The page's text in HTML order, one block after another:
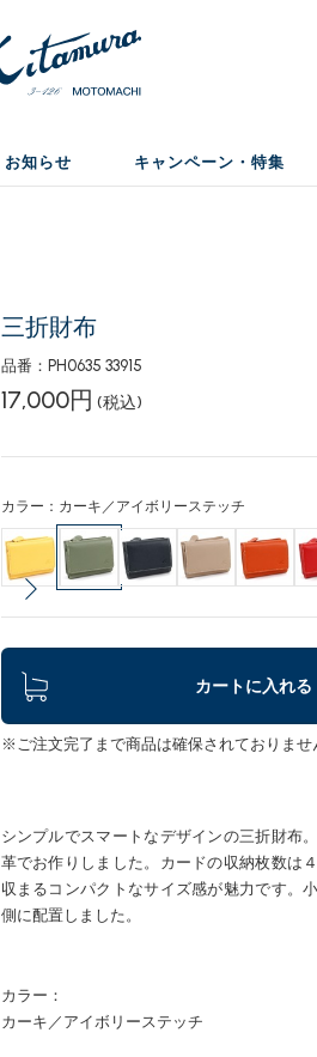
お知らせ キャンペーン・特集
三折財布
品番：PH0635 33915
17,000円 (税込)
カラー：カーキ／アイボリーステッチ
カートに入れる
※ご注文完了まで商品は確保されておりませ
シンプルでスマートなデザインの三折財布
革でお作りしました。カードの収納枚数は
収まるコンパクトなサイズ感が魅力です。
側に配置しました。
カラー：
カーキ／アイボリーステッチ